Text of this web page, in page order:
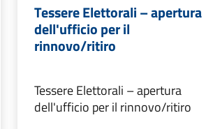
Tessere Elettorali – apertura
dell'ufficio per il
rinnovo/ritiro
Tessere Elettorali – apertura
dell'ufficio per il rinnovo/ritiro